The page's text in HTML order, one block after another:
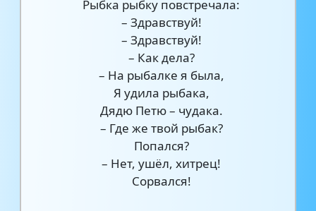
Рыбка рыбку повстречала:
– Здравствуй!
– Здравствуй!
– Как дела?
– На рыбалке я была,
Я удила рыбака,
Дядю Петю – чудака.
– Где же твой рыбак?
Попался?
– Нет, ушёл, хитрец!
Сорвался!